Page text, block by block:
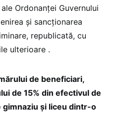
Ordonanţei Guvernului
şi sancţionarea
republicată, cu
ulterioare .
de beneficiari,
de 15% din efectivul de
gimnaziu şi liceu dintr-o